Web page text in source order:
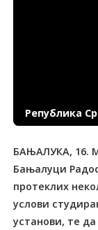
Република
БАЊАЛУКА, 16.
Бањалуци
протеклих
услови
установи, те